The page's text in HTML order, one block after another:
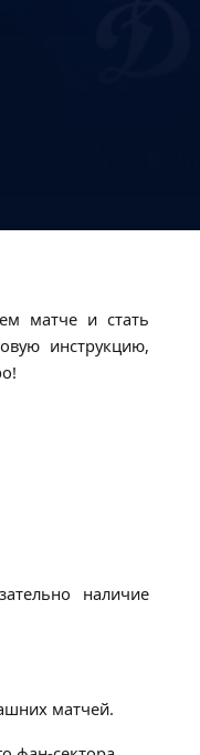
матче и стать
инструкцию,
наличие
матчей.